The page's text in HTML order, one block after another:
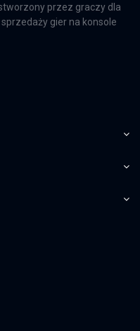
przez graczy dla
gier na konsole